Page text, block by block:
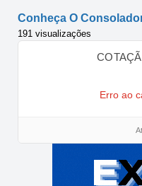
Conheça O
191 visualizações
Erro ao